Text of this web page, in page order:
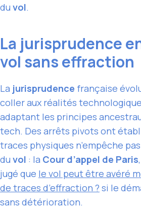
du vol.
La jurisprudence
vol sans effraction
La jurisprudence française
coller aux réalités
adaptant les principes
tech. Des arrêts pivots ont
traces physiques n’empêche
du vol : la Cour d’appel de Paris
jugé que le vol peut être avéré
de traces d’effraction ? si le
sans détérioration.